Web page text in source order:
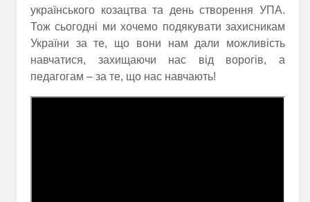
українського козацтва та день створення УПА.
Тож сьогодні ми хочемо подякувати захисникам
України за те, що вони нам дали можливість
навчатися, захищаючи нас від ворогів, а
педагогам – за те, що нас навчають!